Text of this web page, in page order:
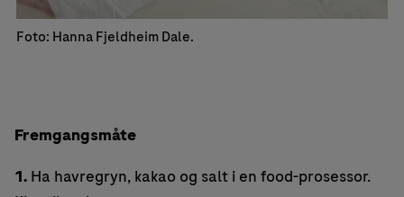
Foto: Hanna Fjeldheim Dale.
Fremgangsmåte
1. Ha havregryn, kakao og salt i en food-prosessor.